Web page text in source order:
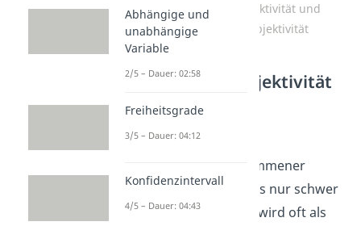
Interindividuelle Objektivität und
Interindividuelle Objektivität
Gütekriterien Objektivität
Für wissenschaftliche
Untersuchungen ist die
Gewährleistung vollkommener
Objektivität in der Praxis nur schwer
zu realisieren. Deshalb wird oft als
Abhängige und
unabhängige
Variable
2/5 – Dauer: 02:58
Freiheitsgrade
3/5 – Dauer: 04:12
Konfidenzintervall
4/5 – Dauer: 04:43